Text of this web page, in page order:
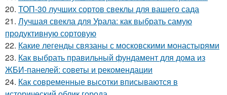
20. ТОП-30 лучших сортов свеклы для вашего сада
21. Лучшая свекла для Урала: как выбрать самую
продуктивную сортовую
22. Какие легенды связаны с московскими монастырями
23. Как выбрать правильный фундамент для дома из
ЖБИ-панелей: советы и рекомендации
24. Как современные высотки вписываются в